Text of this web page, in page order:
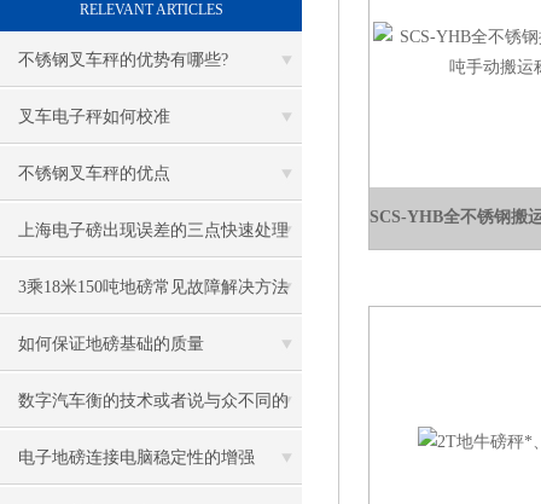
RELEVANT ARTICLES
不锈钢叉车秤的优势有哪些?
叉车电子秤如何校准
不锈钢叉车秤的优点
上海电子磅出现误差的三点快速处理
方法
3乘18米150吨地磅常见故障解决方法
如何保证地磅基础的质量
数字汽车衡的技术或者说与众不同的
亮点
电子地磅连接电脑稳定性的增强